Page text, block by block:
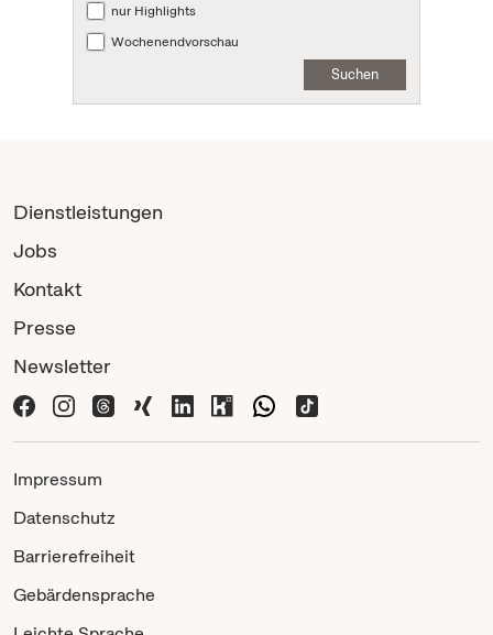
nur Highlights
Wochenendvorschau
Suchen
Dienstleistungen
Jobs
Kontakt
Presse
Newsletter
Impressum
Datenschutz
Barrierefreiheit
Gebärdensprache